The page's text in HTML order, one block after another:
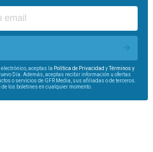
aceptas la Política de Privacidad yTérminos y
Día. Además, aceptas recibir información u ofertas
o servicios de GFR Media, sus afiliadas o de terceros.
los boletines en cualquier momento.